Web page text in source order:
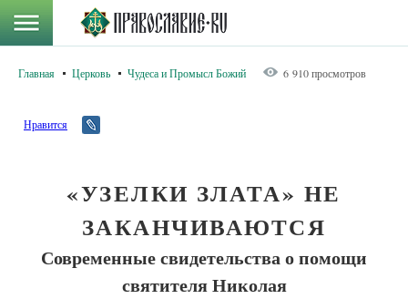
Главная Церковь Чудеса и Промысл Божий 6 910 просмотров
Нравится
«УЗЕЛКИ ЗЛАТА» НЕ
ЗАКАНЧИВАЮТСЯ
Современные свидетельства о помощи
святителя Николая